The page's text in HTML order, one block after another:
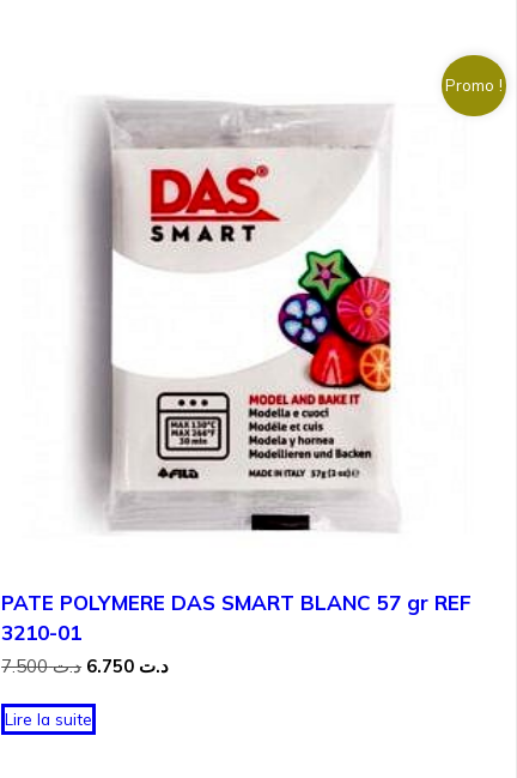
Promo !
PATE POLYMERE DAS SMART BLANC 57 gr REF
3210-01
د.ت7.500
Le
initial
était :
د.تLe
Lire la suite